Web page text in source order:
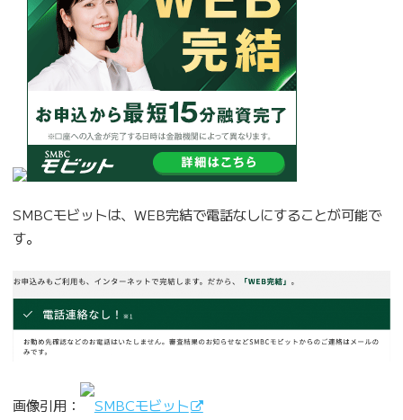
SMBCモビットは、WEB完結で電話なしにすることが可能で
す。
画像引用： SMBCモビット